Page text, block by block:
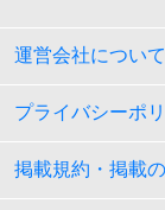
運営会社について
プライバシーポ
掲載規約・掲載